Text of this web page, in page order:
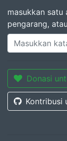
masukkan
pengarang,
Donasi
Kontribusi